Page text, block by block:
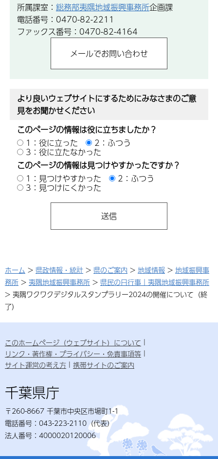
所属課室： 総務部夷隅地域振興事務所企画課
電話番号：0470-82-2211
ファックス番号：0470-82-4164
より良いウェブサイトにするためにみなさまのご意
見をお聞かせください
このページの情報は役に立ちましたか？
1：役に立った
2：ふつう
3：役に立たなかった
このページの情報は見つけやすかったですか？
1：見つけやすかった
2：ふつう
3：見つけにくかった
ホーム > 県政情報・統計 > 県のご案内 > 地域情報 > 地域振興事
務所 > 夷隅地域振興事務所 > 県民の日行事｜夷隅地域振興事務所
> 夷隅ワクワクデジタルスタンプラリー2024の開催について（終
了）
このホームページ（ウェブサイト）について
リンク・著作権・プライバシー・免責事項等
サイト運営の考え方
携帯サイトのご案内
千葉県庁
〒260-8667 千葉市中央区市場町1-1
電話番号：043-223-2110（代表）
法人番号：4000020120006